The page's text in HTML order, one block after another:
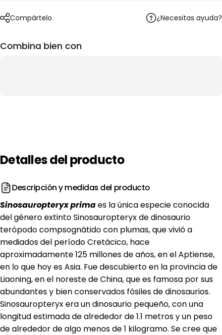
Compártelo ¿Necesitas ayuda?
Combina bien con
Detallesdelproducto
Descripción y medidas del producto
Sinosauropteryx primaes la única especie conocida
del género extinto Sinosauropteryx de dinosaurio
terópodo compsognátido con plumas, que vivió a
mediados del período Cretácico, hace
aproximadamente 125 millones de años, en el Aptiense,
en lo que hoy es Asia. Fue descubierto en la provincia de
Liaoning, en el noreste de China, que es famosa por sus
abundantes y bien conservados fósiles de dinosaurios.
Sinosauropteryx era un dinosaurio pequeño, con una
longitud estimada de alrededor de 1.1 metros y un peso
de alrededor de algo menos de 1 kilogramo. Se cree que